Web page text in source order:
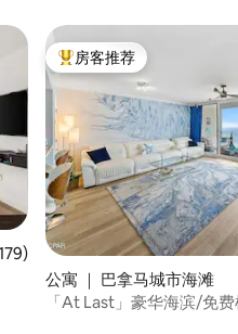
4.96 分（满分 5 分），共 179
热门「房客推荐」
房客推荐
公寓 ｜ 巴拿马城市海滩
「At Last」豪华海滨/免